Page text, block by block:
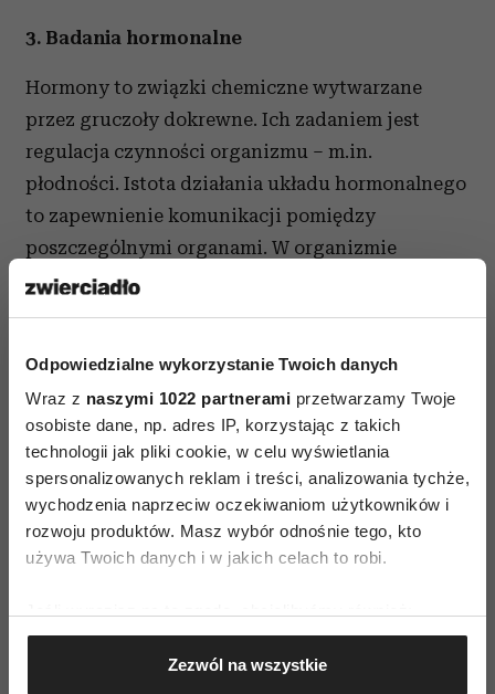
Odpowiedzialne wykorzystanie Twoich danych
Wraz z naszymi 1022 partnerami przetwarzamy Twoje
osobiste dane, np. adres IP, korzystając z takich
technologii jak pliki cookie, w celu wyświetlania
spersonalizowanych reklam i treści, analizowania tychże,
wychodzenia naprzeciw oczekiwaniom użytkowników i
rozwoju produktów. Masz wybór odnośnie tego, kto
używa Twoich danych i w jakich celach to robi.
Gromadzić dane dotyczące Twojej lokalizacji
geograficznej z dokładnością nawet do kilku metrów
Zezwól na wszystkie
3. Badania hormonalne
Hormony to związki chemiczne wytwarzane
przez gruczoły dokrewne. Ich zadaniem jest
regulacja czynności organizmu – m.in.
płodności. Istota działania układu hormonalnego
to zapewnienie komunikacji pomiędzy
poszczególnymi organami. W organizmie
kobiety dochodzi do cyklicznych przemian,
które są regulowane właśnie przez układ
Które hormony powinna zbadać kobieta
starająca się o dziecko? Przede wszystkim należy
poddać ocenie poziom progesteronu, estradiolu,
folikulostymuliny (FSH) i hormonu
luteinizującego (LH) - hormony te odpowiadają
za dojrzewanie komórki jajowej i za wyzwolenie
i utrzymanie ciąży. „Ponieważ hormony te